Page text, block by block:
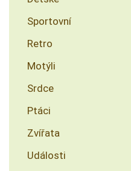
Sportovní
Retro
Motýli
Srdce
Ptáci
Zvířata
Události